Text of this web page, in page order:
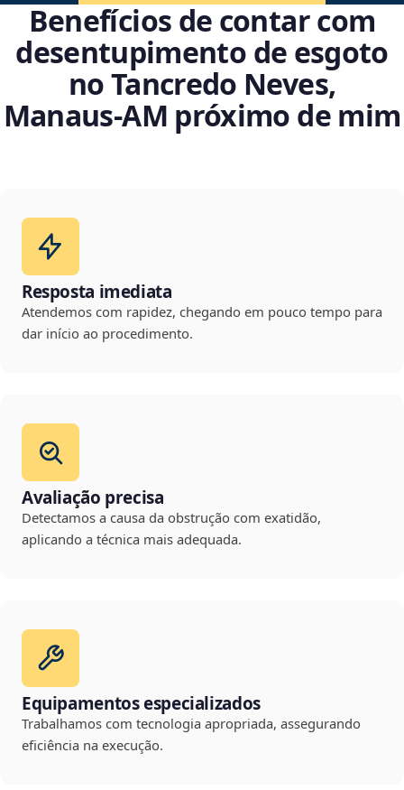
Benefícios de contar com
desentupimento de esgoto
no Tancredo Neves,
Manaus‑AM próximo de mim
Resposta imediata
Atendemos com rapidez, chegando em pouco tempo para
dar início ao procedimento.
Avaliação precisa
Detectamos a causa da obstrução com exatidão,
aplicando a técnica mais adequada.
Equipamentos especializados
Trabalhamos com tecnologia apropriada, assegurando
eficiência na execução.